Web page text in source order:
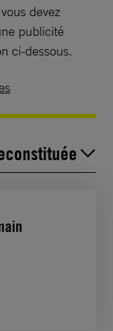
devez
publicité
ci-dessous.